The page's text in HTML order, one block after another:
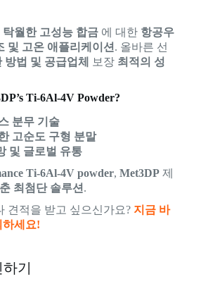
탁월한 고성능 합금에 대한 항공우
및 고온 애플리케이션 . 올바른 선
법 및 공급업체 보장 최적의 성
Ti-6Al-4V Powder?
분무 기술
고순도 구형 분말
및 글로벌 유통
Ti-6Al-4V powder, Met3DP제
최첨단 솔루션 .
견적을 받고 싶으신가요? 지금 바
하세요!
기